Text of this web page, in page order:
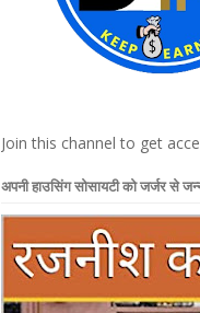
Join this channel to get
अपनी हाउसिंग सोसायटी को जर्जर से